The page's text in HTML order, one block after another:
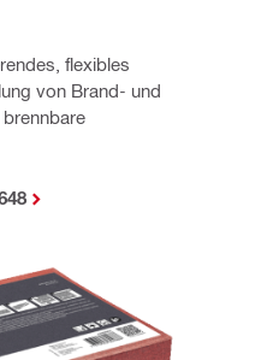
flexibles
von Brand- und